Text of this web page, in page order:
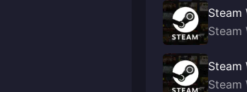
Steam
Steam
Steam
Steam